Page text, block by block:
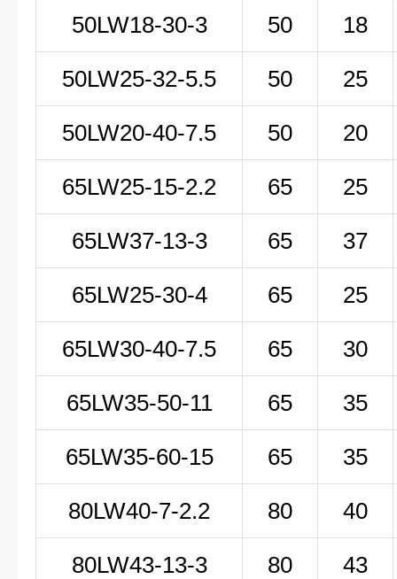
50LW18-30-3 50 18
50LW25-32-5.5 50 25
50LW20-40-7.5 50 20
65LW25-15-2.2 65 25
65LW37-13-3 65 37
65LW25-30-4 65 25
65LW30-40-7.5 65 30
65LW35-50-11 65 35
65LW35-60-15 65 35
80LW40-7-2.2 80 40
80LW43-13-3 80 43